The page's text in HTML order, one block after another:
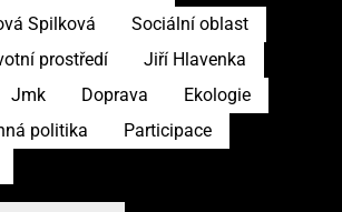
Spilková
Sociální oblast
prostředí
Jiří Hlavenka
Jmk Doprava
Ekologie
politika
Participace